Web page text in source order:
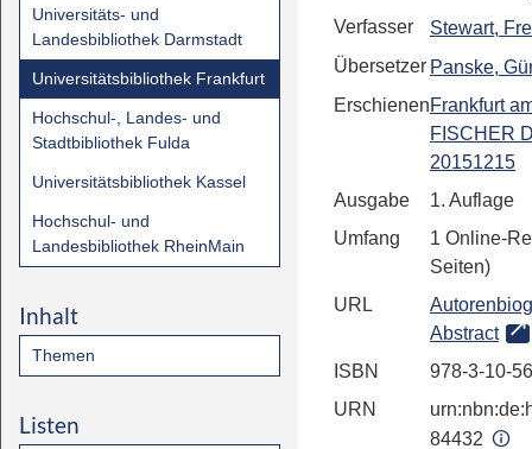
Universitäts- und
Landesbibliothek Darmstadt
Universitätsbibliothek Frankfurt
Hochschul-, Landes- und
Stadtbibliothek Fulda
Universitätsbibliothek Kassel
Hochschul- und
Landesbibliothek RheinMain
Inhalt
Themen
Listen
Verfasser
Stewart,
Übersetzer Panske,
ErschienenFrankfurt
FISCHER
20151215
Ausgabe
1. Auflage
Umfang
1 Online-
Seiten)
URL
Abstract
ISBN
978-3-10-
URN
84432